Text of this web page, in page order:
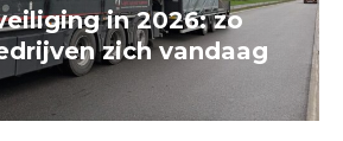
in 2026: zo
zich vandaag